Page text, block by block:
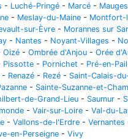
- Luché-Pringé - Marcé -
- Meslay-du-Maine - Montfort-
sur-Èvre - Morannes sur
- Nantes - Noyant-Villages -
Oizé - Ombrée d'Anjou - Orée
Pissotte - Pornichet - Pré-en-
- Renazé - Rezé - Saint-Calais-
- Sainte-Suzanne-et-
de-Grand-Lieu - Saumur -
- Vair-sur-Loire - Val-du-
- Vallons-de-l'Erdre - Vernantes
en-Perseigne - Vivy